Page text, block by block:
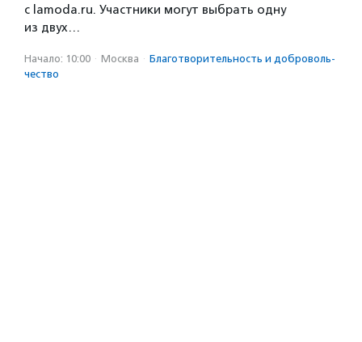
с lamoda.ru. Участники могут выбрать одну
из двух…
Начало: 10:00 · Москва · Благотвори­тель­ность и доброволь­
чест­во